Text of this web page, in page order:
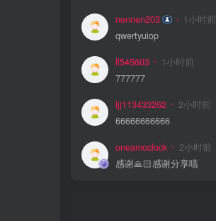
nennen203 1小时前
qwertyuiop
ll545603 1小时前
777777
ljj113433262 2小时前
66666666666
oneamoclock 2小时前
感谢🙏🏻感谢分享喵